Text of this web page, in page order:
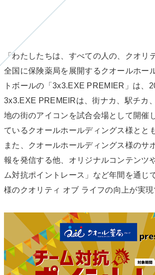
「わたしたちは、すべての人の、クオリ
全国に保険薬局を展開するクオールホー
トボールの「3x3.EXE PREMIER」は、
3x3.EXE PREMEIRは、街ナカ、駅チカ
地の街のアイコンを試合会場として開催
ているクオールホールディングス様とと
また、クオールホールディングス様の
報を発信する他、オリジナルコンテンツ
ム対抗ポイントレース」など年間を通
様のクオリティ オブ ライフの向上が実